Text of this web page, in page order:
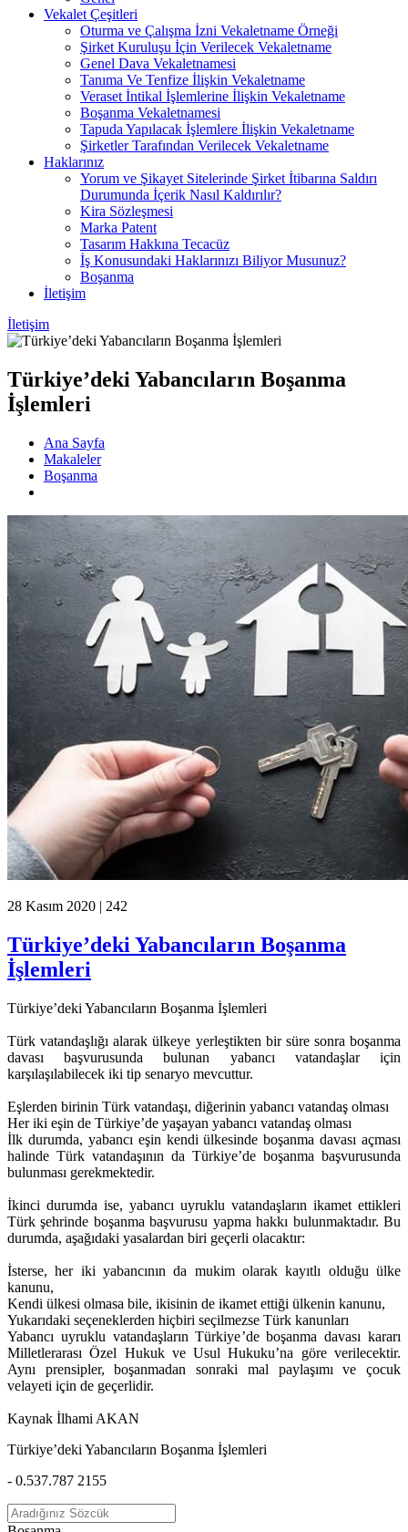
Vekalet Çeşitleri
Oturma ve Çalışma İzni Vekaletname Örneği
Şirket Kuruluşu İçin Verilecek Vekaletname
Genel Dava Vekaletnamesi
Tanıma Ve Tenfize İlişkin Vekaletname
Veraset İntikal İşlemlerine İlişkin Vekaletname
Boşanma Vekaletnamesi
Tapuda Yapılacak İşlemlere İlişkin Vekaletname
Şirketler Tarafından Verilecek Vekaletname
Haklarınız
Yorum ve Şikayet Sitelerinde Şirket İtibarına Saldırı
Durumunda İçerik Nasıl Kaldırılır?
Kira Sözleşmesi
Marka Patent
Tasarım Hakkına Tecacüz
İş Konusundaki Haklarınızı Biliyor Musunuz?
Boşanma
İletişim
İletişim
Türkiye’deki Yabancıların Boşanma
İşlemleri
Ana Sayfa
Makaleler
Boşanma
28 Kasım 2020 | 242
Türkiye’deki Yabancıların Boşanma
İşlemleri
Türkiye’deki Yabancıların Boşanma İşlemleri
Türk vatandaşlığı alarak ülkeye yerleştikten bir süre sonra boşanma
davası başvurusunda bulunan yabancı vatandaşlar için
karşılaşılabilecek iki tip senaryo mevcuttur.
Eşlerden birinin Türk vatandaşı, diğerinin yabancı vatandaş olması
Her iki eşin de Türkiye’de yaşayan yabancı vatandaş olması
İlk durumda, yabancı eşin kendi ülkesinde boşanma davası açması
halinde Türk vatandaşının da Türkiye’de boşanma başvurusunda
bulunması gerekmektedir.
İkinci durumda ise, yabancı uyruklu vatandaşların ikamet ettikleri
Türk şehrinde boşanma başvurusu yapma hakkı bulunmaktadır. Bu
durumda, aşağıdaki yasalardan biri geçerli olacaktır:
İsterse, her iki yabancının da mukim olarak kayıtlı olduğu ülke
kanunu,
Kendi ülkesi olmasa bile, ikisinin de ikamet ettiği ülkenin kanunu,
Yukarıdaki seçeneklerden hiçbiri seçilmezse Türk kanunları
Yabancı uyruklu vatandaşların Türkiye’de boşanma davası kararı
Milletlerarası Özel Hukuk ve Usul Hukuku’na göre verilecektir.
Aynı prensipler, boşanmadan sonraki mal paylaşımı ve çocuk
velayeti için de geçerlidir.
Kaynak İlhami AKAN
Türkiye’deki Yabancıların Boşanma İşlemleri
- 0.537.787 2155